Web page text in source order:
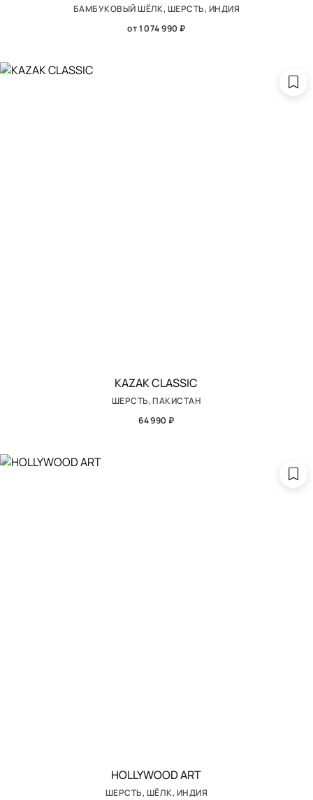
БАМБУКОВЫЙ ШЁЛК, ШЕРСТЬ, ИНДИЯ
от 1 074 990 ₽
KAZAK CLASSIC
ШЕРСТЬ, ПАКИСТАН
64 990 ₽
HOLLYWOOD ART
ШЕРСТЬ, ШЁЛК, ИНДИЯ